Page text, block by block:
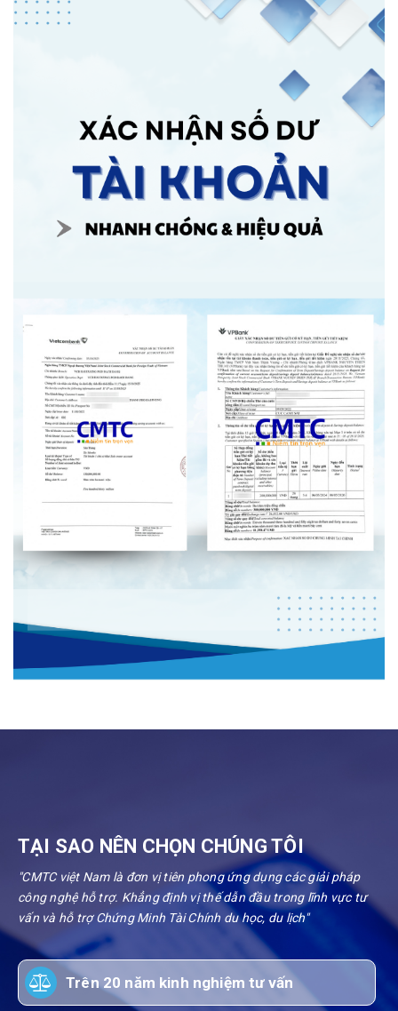
TẠI SAO NÊN CHỌN CHÚNG TÔI
"CMTC việt Nam là đơn vị tiên phong ứng dụng các giải pháp
công nghệ hỗ trợ. Khẳng định vị thế dẫn đầu trong lĩnh vực tư
vấn và hỗ trợ Chứng Minh Tài Chính du học, du lịch"
Trên 20 năm kinh nghiệm tư vấn